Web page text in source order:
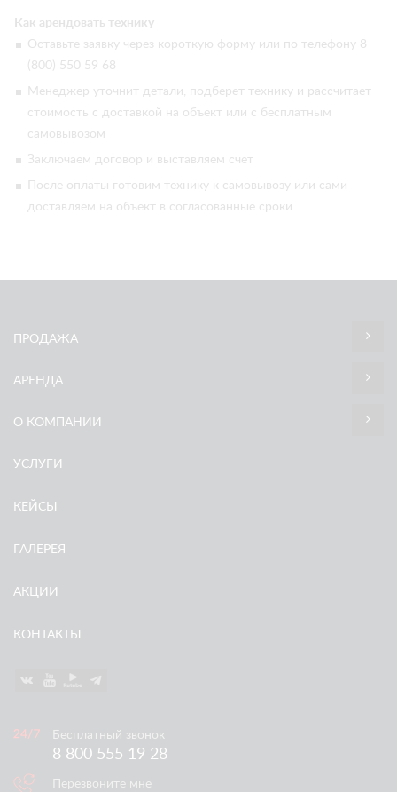
Как арендовать технику
Оставьте заявку через короткую форму или по телефону 8
(800) 550 59 68
Менеджер уточнит детали, подберет технику и рассчитает
стоимость с доставкой на объект или с бесплатным
самовывозом
Заключаем договор и выставляем счет
После оплаты готовим технику к самовывозу или сами
доставляем на объект в согласованные сроки
ПРОДАЖА
АРЕНДА
О КОМПАНИИ
УСЛУГИ
КЕЙСЫ
ГАЛЕРЕЯ
АКЦИИ
КОНТАКТЫ
Бесплатный звонок
8 800 555 19 28
Перезвоните мне